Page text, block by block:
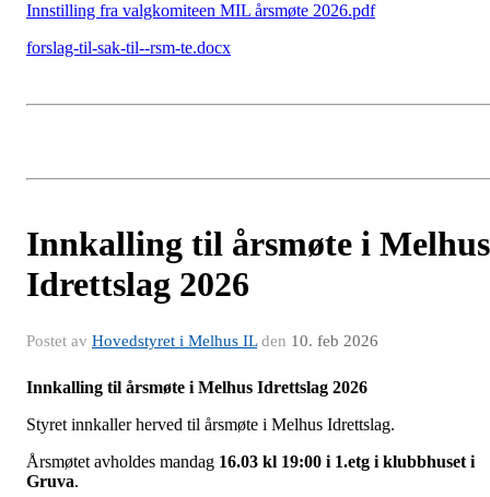
Innstilling fra valgkomiteen MIL årsmøte 2026.pdf
forslag-til-sak-til--rsm-te.docx
Innkalling til årsmøte i Melhus
Idrettslag 2026
Postet av Hovedstyret i Melhus ILden 10. feb 2026
Innkalling til årsmøte i Melhus Idrettslag 2026
Styret innkaller herved til årsmøte i Melhus Idrettslag.
Årsmøtet avholdes mandag 16.03 kl 19:00 i 1.etg i klubbhuset i
Gruva.